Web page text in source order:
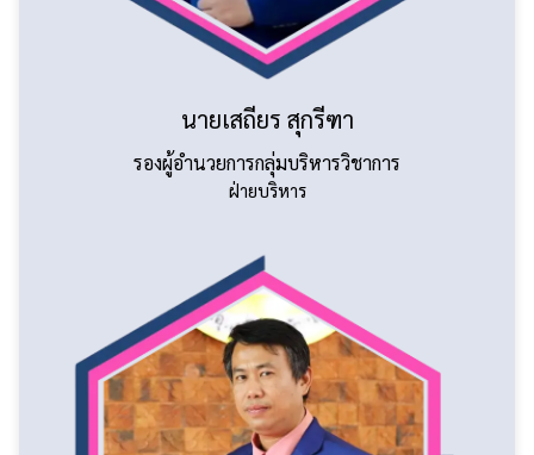
นายเสถียร สุกรีฑา
รองผู้อำนวยการกลุ่มบริหารวิชาการ
ฝ่ายบริหาร